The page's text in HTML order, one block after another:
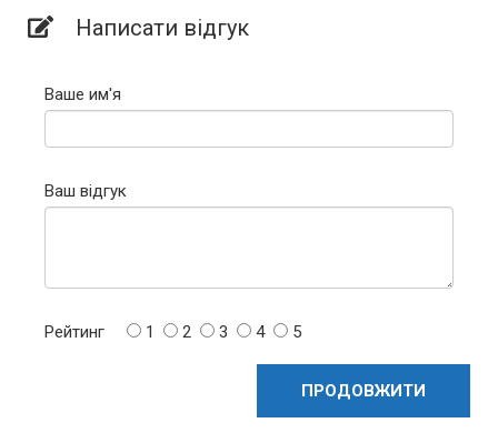
Написати відгук
Ваше им'я
Ваш відгук
Рейтинг 1 2 3 4 5
ПРОДОВЖИТИ